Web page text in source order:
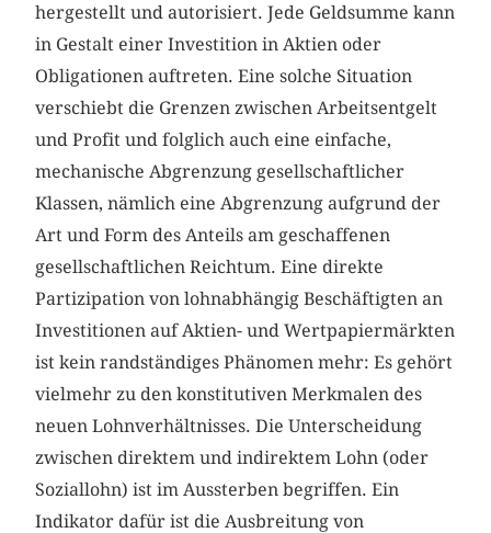
hergestellt und autorisiert. Jede Geldsumme kann
in Gestalt einer Investition in Aktien oder
Obligationen auftreten. Eine solche Situation
verschiebt die Grenzen zwischen Arbeitsentgelt
und Profit und folglich auch eine einfache,
mechanische Abgrenzung gesellschaftlicher
Klassen, nämlich eine Abgrenzung aufgrund der
Art und Form des Anteils am geschaffenen
gesellschaftlichen Reichtum. Eine direkte
Partizipation von lohnabhängig Beschäftigten an
Investitionen auf Aktien- und Wertpapiermärkten
ist kein randständiges Phänomen mehr: Es gehört
vielmehr zu den konstitutiven Merkmalen des
neuen Lohnverhältnisses. Die Unterscheidung
zwischen direktem und indirektem Lohn (oder
Soziallohn) ist im Aussterben begriffen. Ein
Indikator dafür ist die Ausbreitung von